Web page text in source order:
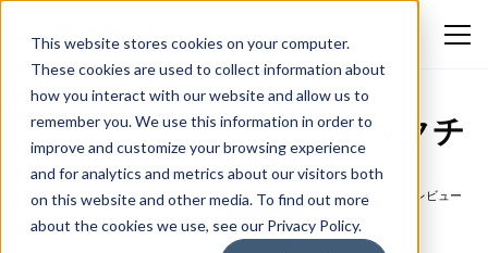
This website stores cookies on your computer.
These cookies are used to collect information about
how you interact with our website and allow us to
remember you. We use this information in order to
improve and customize your browsing experience
and for analytics and metrics about our visitors both
on this website and other media. To find out more
about the cookies we use, see our Privacy Policy.
メタ広告レビュー：ブロックチ
ェーン広告との比較
Aleksandar Janceski March 24, 2026 プラットフォームとツールのレビュー